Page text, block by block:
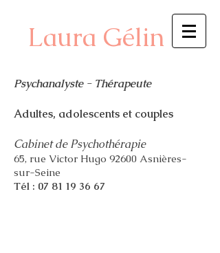
Laura Gélin
Psychanalyste - Thérapeute
Adultes, adolescents et couples
Cabinet de Psychothérapie
65, rue Victor Hugo 92600 Asnières-
sur-Seine
Tél : 07 81 19 36 67